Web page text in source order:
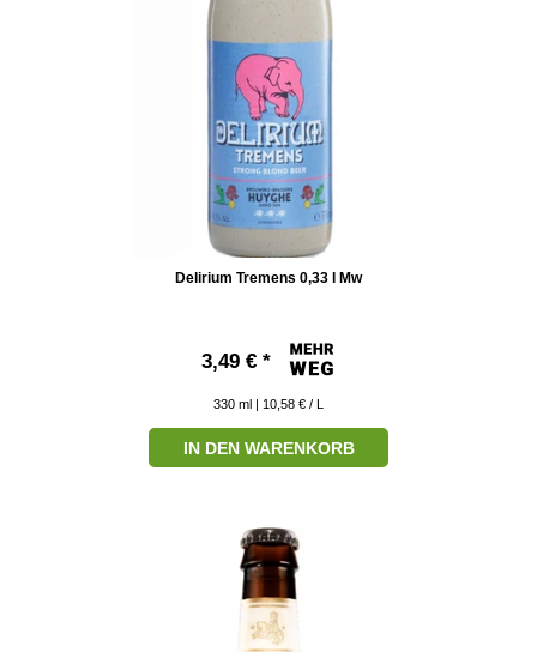
Delirium Tremens 0,33 l Mw
3,49 € *
330 ml | 10,58 € / L
IN DEN WARENKORB